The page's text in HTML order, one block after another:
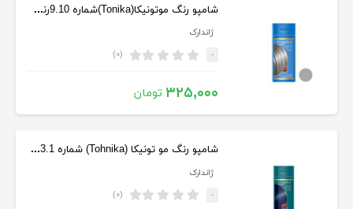
شامپو رنگ موتونیکا(Tonika)شماره 9.10رنگ سنگ کوارتزدودی حجم150 میل
ژاندارک
- (۰)
۳۲۵,۰۰۰ تومان
شامپو رنگ مو تونیکا (Tohnika) شماره 3.1 رنگ آلو وحشی حجم 150 میلی
ژاندارک
- (۰)